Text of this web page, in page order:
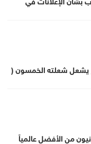
يشعل شعلته الخمسون (
من الأفضل عالمياً